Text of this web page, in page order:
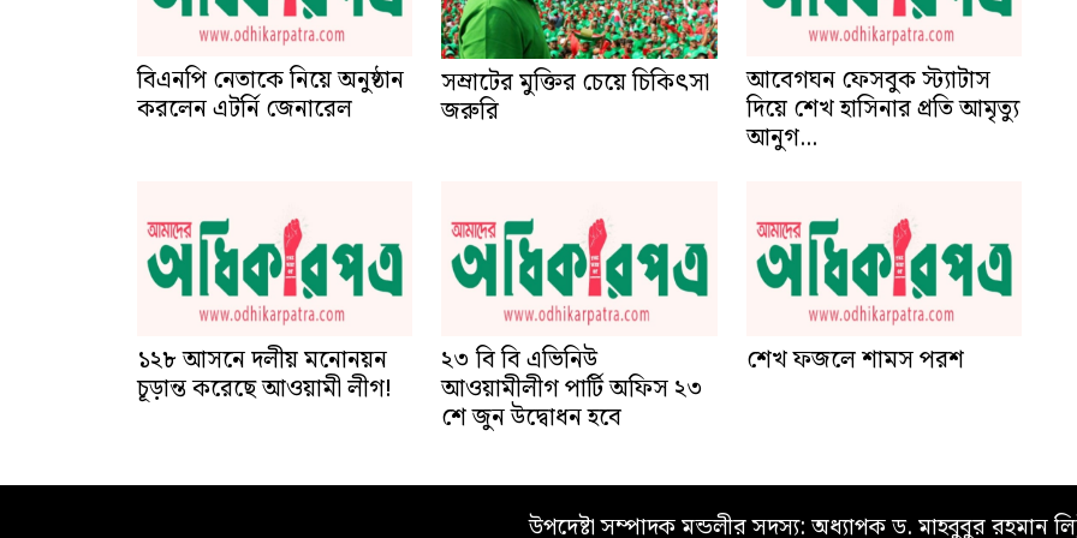
করলেন এটর্নি জেনারেল
সম্রাটের মুক্তির চেয়ে চিকিৎসা
জরুরি
দিয়ে শেখ হাসিনার প্রতি আমৃত্যু
আনুগ...
১২৮ আসনে দলীয় মনোনয়ন
চূড়ান্ত করেছে আওয়ামী লীগ!
২৩ বি বি এভিনিউ
আওয়ামীলীগ পার্টি অফিস ২৩
শে জুন উদ্বোধন হবে
শেখ ফজলে শামস পরশ
সম্পাদক ও প্রকাশক: মুহাম্মদ মাহবুবুর রহমান